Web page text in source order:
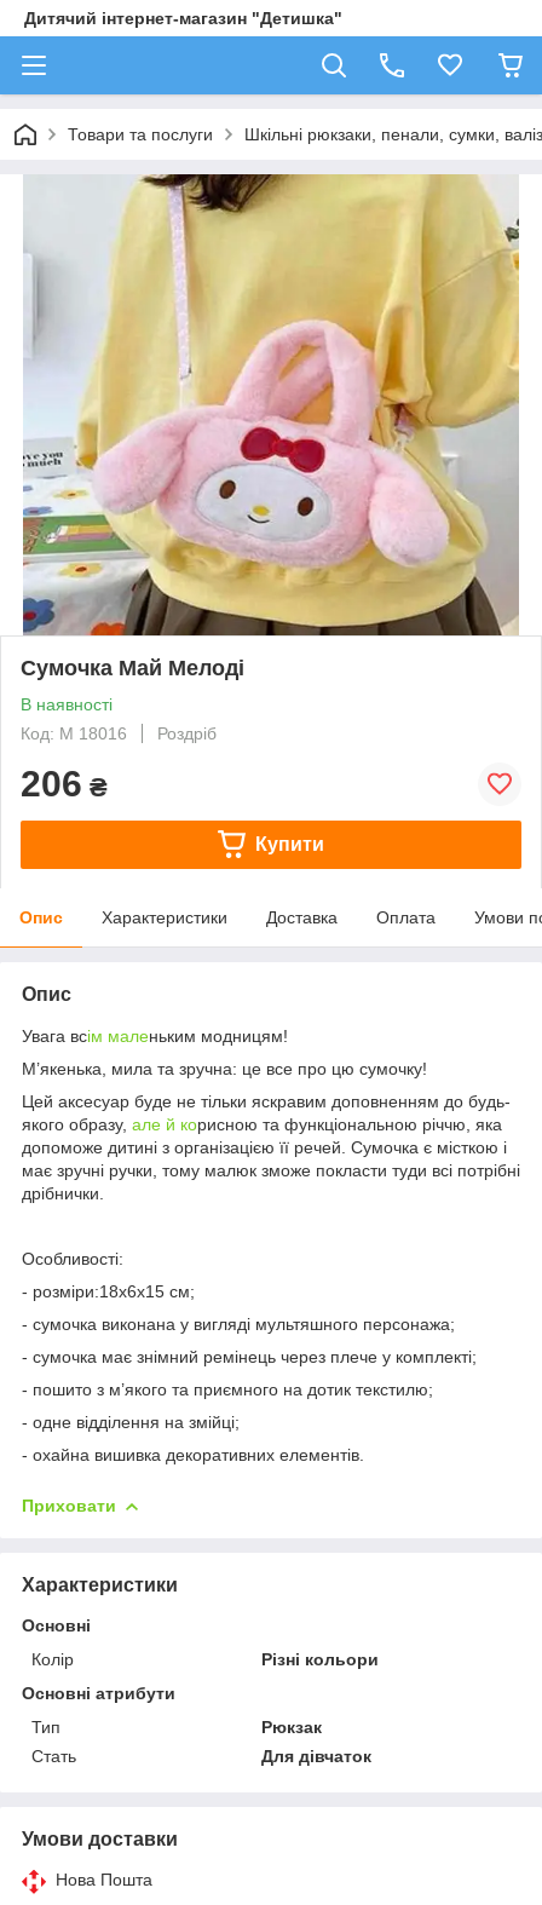
Дитячий інтернет-магазин "Детишка"
Товари та послуги Шкільні рюкзаки, пенали, сумки,
Сумочка Май Мелоді
В наявності
Код: М 18016
Роздріб
206 ₴
Купити
Опис Характеристики Доставка Оплата Умови
Опис
Увага всім маленьким модницям!
М’якенька, мила та зручна: це все про цю сумочку!
Цей аксесуар буде не тільки яскравим доповненням до будь-
якого образу, але й корисною та функціональною річчю, яка
допоможе дитині з організацією її речей. Сумочка є місткою і
має зручні ручки, тому малюк зможе покласти туди всі потрібні
дрібнички.
Особливості:
- розміри:18х6х15 см;
- сумочка виконана у вигляді мультяшного персонажа;
- сумочка має знімний ремінець через плече у комплекті;
- пошито з м’якого та приємного на дотик текстилю;
- одне відділення на змійці;
- охайна вишивка декоративних елементів.
Приховати
Характеристики
Основні
Колір
Різні кольори
Основні атрибути
Тип
Рюкзак
Стать
Для дівчаток
Умови доставки
Нова Пошта